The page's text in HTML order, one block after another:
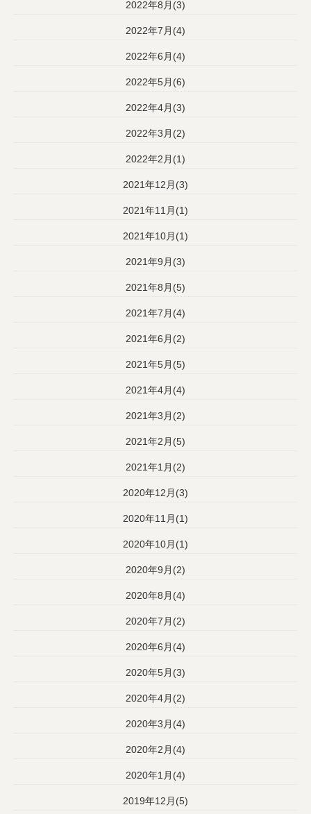
2022年8月(3)
2022年7月(4)
2022年6月(4)
2022年5月(6)
2022年4月(3)
2022年3月(2)
2022年2月(1)
2021年12月(3)
2021年11月(1)
2021年10月(1)
2021年9月(3)
2021年8月(5)
2021年7月(4)
2021年6月(2)
2021年5月(5)
2021年4月(4)
2021年3月(2)
2021年2月(5)
2021年1月(2)
2020年12月(3)
2020年11月(1)
2020年10月(1)
2020年9月(2)
2020年8月(4)
2020年7月(2)
2020年6月(4)
2020年5月(3)
2020年4月(2)
2020年3月(4)
2020年2月(4)
2020年1月(4)
2019年12月(5)